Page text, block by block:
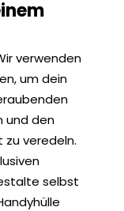
verwenden
um dein
und den
veredeln.
selbst